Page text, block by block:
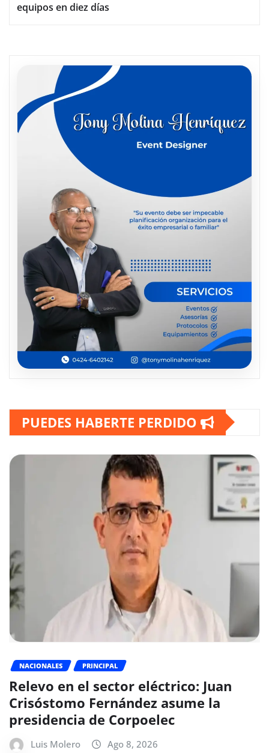
equipos en diez días
PUEDES HABERTE PERDIDO
NACIONALES PRINCIPAL
Relevo en el sector eléctrico: Juan
Crisóstomo Fernández asume la
presidencia de Corpoelec
Luis Molero Ago 8, 2026